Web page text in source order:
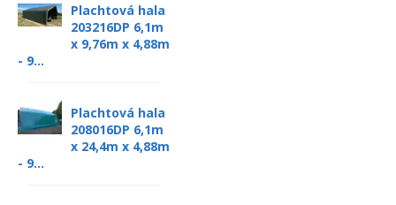
Plachtová hala
203216DP 6,1m
x 9,76m x 4,88m
- 9...
Plachtová hala
208016DP 6,1m
x 24,4m x 4,88m
- 9...